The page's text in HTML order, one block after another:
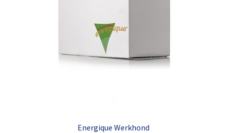
Energique Werkhond